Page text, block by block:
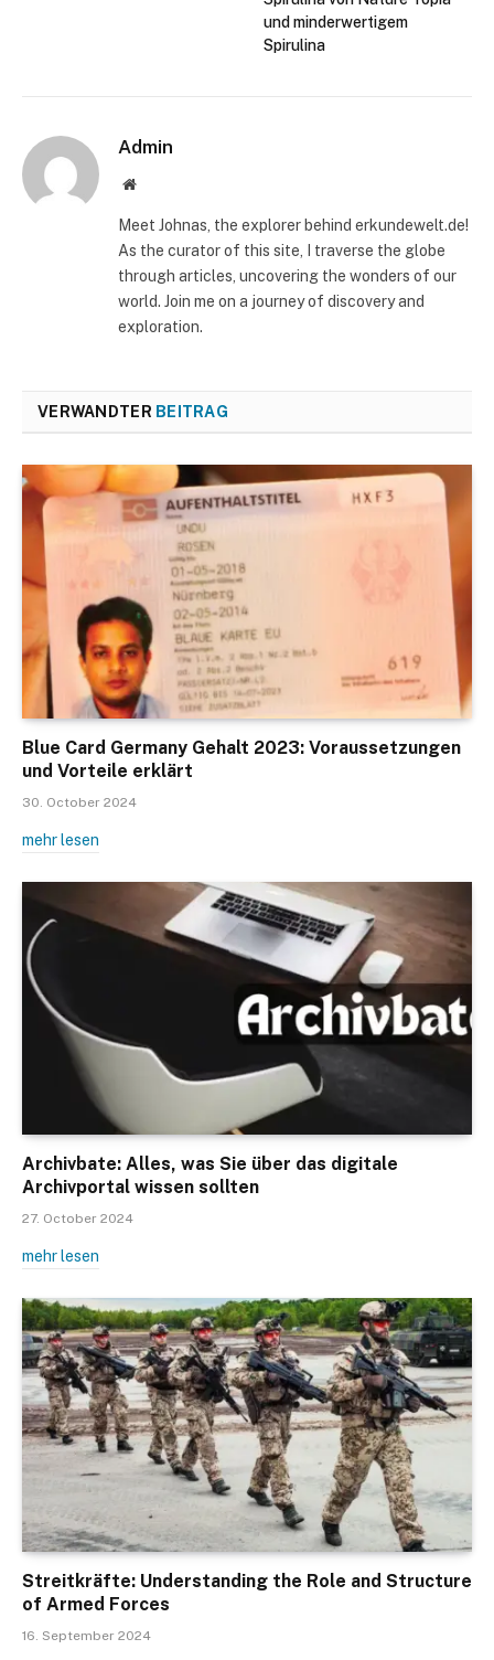
und minderwertigem
Spirulina
Admin
Website
Meet Johnas, the explorer behind erkundewelt.de!
As the curator of this site, I traverse the globe
through articles, uncovering the wonders of our
world. Join me on a journey of discovery and
exploration.
VERWANDTER BEITRAG
Blue Card Germany Gehalt 2023: Voraussetzungen
und Vorteile erklärt
30. October 2024
mehr lesen
Archivbate: Alles, was Sie über das digitale
Archivportal wissen sollten
27. October 2024
mehr lesen
Streitkräfte: Understanding the Role and Structure
of Armed Forces
16. September 2024